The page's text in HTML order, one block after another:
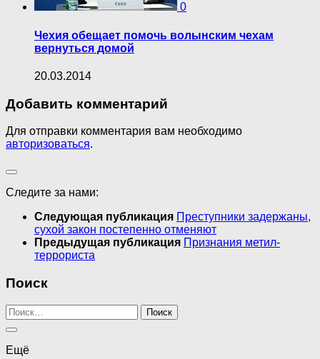
0
Чехия обещает помочь волынским чехам
вернуться домой
20.03.2014
Добавить комментарий
Для отправки комментария вам необходимо
авторизоваться.
Следите за нами:
Следующая публикация Преступники задержаны,
сухой закон постепенно отменяют
Предыдущая публикация Признания метил-
террориста
Поиск
Найти:
Ещё